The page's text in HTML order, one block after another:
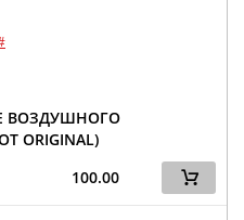
ВОЗДУШНОГО
ORIGINAL)
100.00